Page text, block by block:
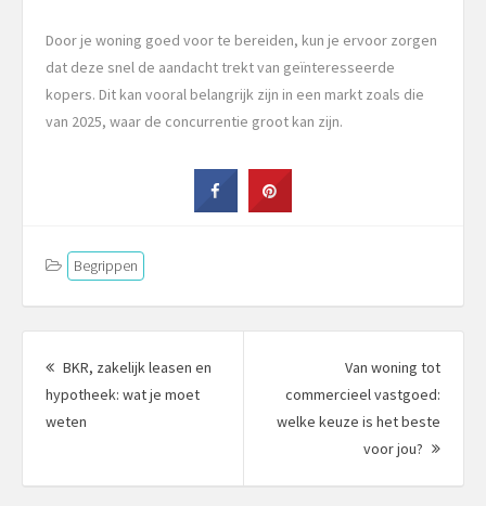
Door je woning goed voor te bereiden, kun je ervoor zorgen
dat deze snel de aandacht trekt van geïnteresseerde
kopers. Dit kan vooral belangrijk zijn in een markt zoals die
van 2025, waar de concurrentie groot kan zijn.
Begrippen
Berichtnavigatie
BKR, zakelijk leasen en
hypotheek: wat je moet
weten
Van woning tot
commercieel vastgoed:
welke keuze is het beste
voor jou?